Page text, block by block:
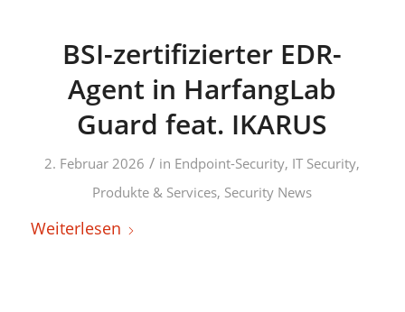
BSI-zertifizierter EDR-
Agent in HarfangLab
Guard feat. IKARUS
2. Februar 2026 / in Endpoint-Security, IT Security,
Produkte & Services, Security News
Weiterlesen